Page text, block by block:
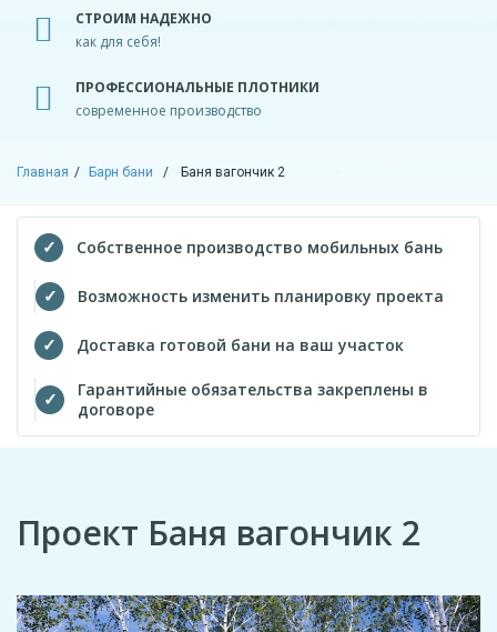
СТРОИМ НАДЕЖНО
как для себя!
ПРОФЕССИОНАЛЬНЫЕ ПЛОТНИКИ
современное производство
Главная Барн бани Баня вагончик 2
Собственное производство мобильных бань
Возможность изменить планировку проекта
Доставка готовой бани на ваш участок
Гарантийные обязательства закреплены в
договоре
Проект Баня вагончик 2